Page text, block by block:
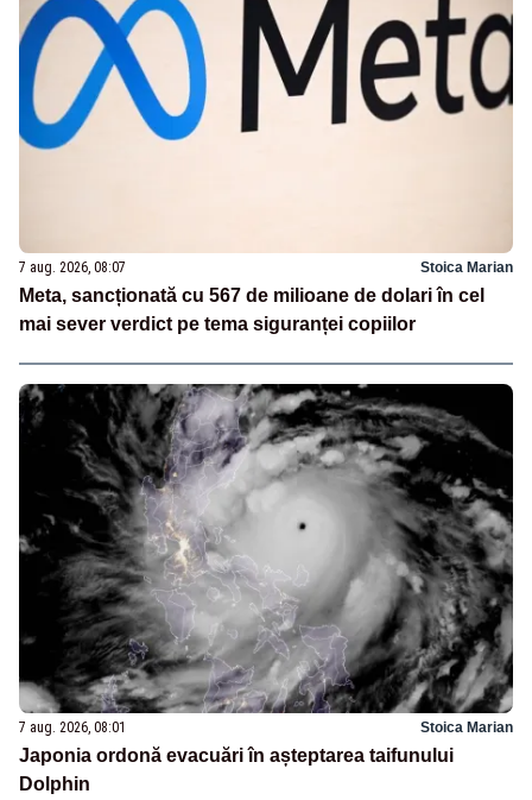
7 aug. 2026, 08:07 Stoica Marian
Meta, sancționată cu 567 de milioane de dolari în cel
mai sever verdict pe tema siguranței copiilor
7 aug. 2026, 08:01 Stoica Marian
Japonia ordonă evacuări în așteptarea taifunului
Dolphin